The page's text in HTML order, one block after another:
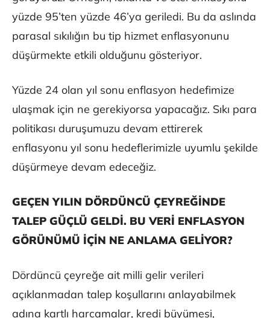
yüzde 95’ten yüzde 46’ya geriledi. Bu da aslında
parasal sıkılığın bu tip hizmet enflasyonunu
düşürmekte etkili olduğunu gösteriyor.
Yüzde 24 olan yıl sonu enflasyon hedefimize
ulaşmak için ne gerekiyorsa yapacağız. Sıkı para
politikası duruşumuzu devam ettirerek
enflasyonu yıl sonu hedeflerimizle uyumlu şekilde
düşürmeye devam edeceğiz.
GEÇEN YILIN DÖRDÜNCÜ ÇEYREĞİNDE
TALEP GÜÇLÜ GELDİ. BU VERİ ENFLASYON
GÖRÜNÜMÜ İÇİN NE ANLAMA GELİYOR?
Dördüncü çeyreğe ait milli gelir verileri
açıklanmadan talep koşullarını anlayabilmek
adına kartlı harcamalar, kredi büyümesi,